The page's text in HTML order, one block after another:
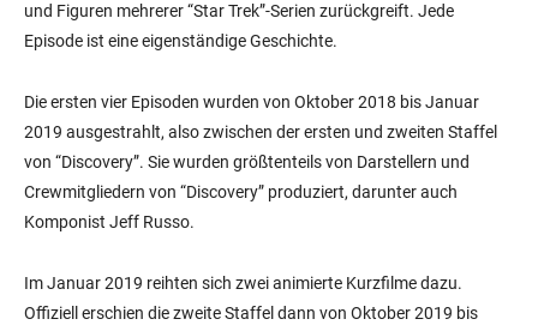
und Figuren mehrerer “Star Trek”-Serien zurückgreift. Jede
Episode ist eine eigenständige Geschichte.
Die ersten vier Episoden wurden von Oktober 2018 bis Januar
2019 ausgestrahlt, also zwischen der ersten und zweiten Staffel
von “Discovery”. Sie wurden größtenteils von Darstellern und
Crewmitgliedern von “Discovery” produziert, darunter auch
Komponist Jeff Russo.
Im Januar 2019 reihten sich zwei animierte Kurzfilme dazu.
Offiziell erschien die zweite Staffel dann von Oktober 2019 bis